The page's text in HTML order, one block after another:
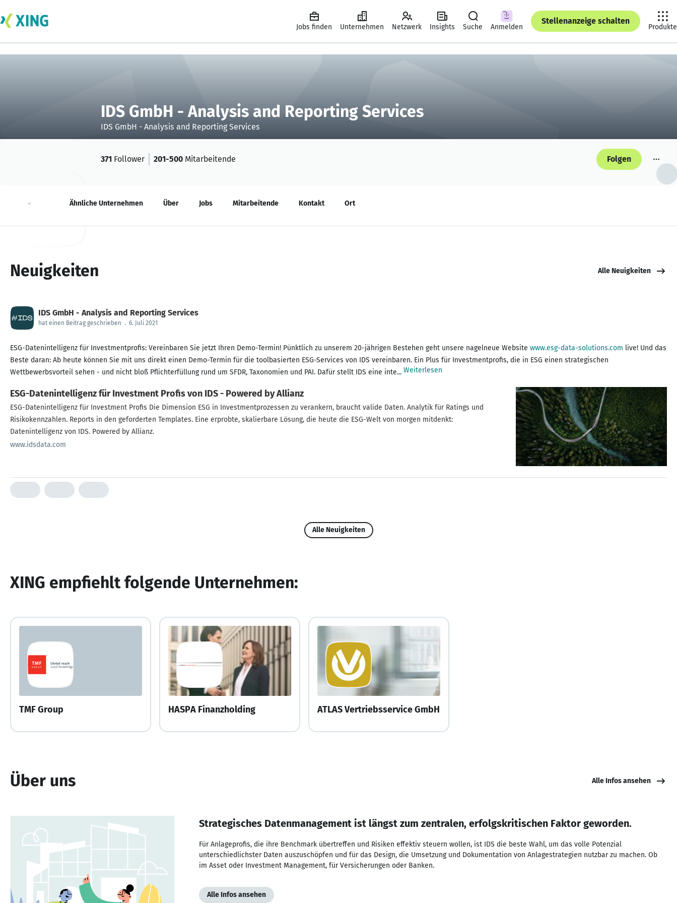
Jobs finden Unternehmen Netzwerk Insights Suche Anmelden
Stellenanzeige schalten
Produkte
IDS GmbH - Analysis and Reporting Services
IDS GmbH - Analysis and Reporting Services
371 Follower 201-500 Mitarbeitende Folgen
Neuigkeiten Ähnliche Unternehmen Über Jobs Mitarbeitende Kontakt Ort
Neuigkeiten Alle Neuigkeiten
IDS GmbH - Analysis and Reporting Services
hat einen Beitrag geschrieben . 6. Juli 2021
ESG-Datenintelligenz für Investmentprofis: Vereinbaren Sie jetzt Ihren Demo-Termin! Pünktlich zu unserem 20-jährigen Bestehen geht unsere nagelneue Website www.esg-data-solutions.com live! Und das
Beste daran: Ab heute können Sie mit uns direkt einen Demo-Termin für die toolbasierten ESG-Services von IDS vereinbaren. Ein Plus für Investmentprofis, die in ESG einen strategischen
Wettbewerbsvorteil sehen - und nicht bloß Pflichterfüllung rund um SFDR, Taxonomien und PAI. Dafür stellt IDS eine inte... Weiterlesen
ESG-Datenintelligenz für Investment Profis von IDS - Powered by Allianz
ESG-Datenintelligenz für Investment Profis Die Dimension ESG in Investmentprozessen zu verankern, braucht valide Daten. Analytik für Ratings und
Risikokennzahlen. Reports in den geforderten Templates. Eine erprobte, skalierbare Lösung, die heute die ESG-Welt von morgen mitdenkt:
Datenintelligenz von IDS. Powered by Allianz.
www.idsdata.com
Alle Neuigkeiten
XING empfiehlt folgende Unternehmen:
TMF Group HASPA Finanzholding ATLAS Vertriebsservice GmbH
Über uns Alle Infos ansehen
Strategisches Datenmanagement ist längst zum zentralen, erfolgskritischen Faktor geworden.
Für Anlageprofis, die ihre Benchmark übertreffen und Risiken effektiv steuern wollen, ist IDS die beste Wahl, um das volle Potenzial
unterschiedlichster Daten auszuschöpfen und für das Design, die Umsetzung und Dokumentation von Anlagestrategien nutzbar zu machen. Ob
im Asset oder Investment Management, für Versicherungen oder Banken.
Alle Infos ansehen